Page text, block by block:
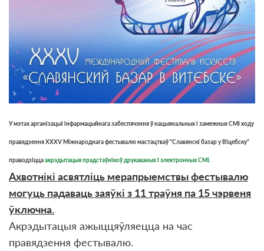
У мэтах арганізацыі інфармацыйнага забеспячэння ў нацыянальных і замежных СМІ ходу
правядзення XXXV Міжнароднага фестывалю мастацтваў "Славянскі базар у Віцебску"
праводзіццаакрэдытацыя прадстаўнікоў друкаваных і электронных СМІ.
Ахвотнікі асвятліць мерапрыемствы фестывалю
могуць падаваць заяўкі з 11 траўня па 15 чэрвеня
ўключна.
Акрэдытацыя ажыццяўляецца на час
правядзення фестывалю.